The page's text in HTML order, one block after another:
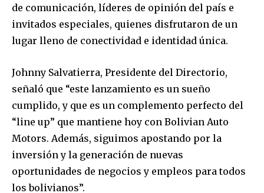
de comunicación, líderes de opinión del país e
invitados especiales, quienes disfrutaron de un
lugar lleno de conectividad e identidad única.
Johnny Salvatierra, Presidente del Directorio,
señaló que “este lanzamiento es un sueño
cumplido, y que es un complemento perfecto del
“line up” que mantiene hoy con Bolivian Auto
Motors. Además, siguimos apostando por la
inversión y la generación de nuevas
oportunidades de negocios y empleos para todos
los bolivianos”.